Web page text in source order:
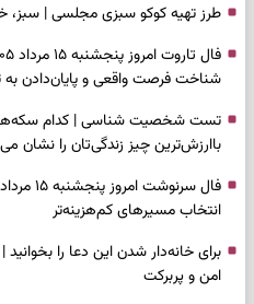
طرز تهیه کوکو سبزی مجلسی |
شناخت فرصت واقعی و پایان‌دادن به
تست شخصیت شناسی | کدام سکه‌ها
باارزش‌ترین چیز زندگی‌تان را نشان
انتخاب مسیرهای کم‌هزینه‌تر
برای خانه‌دار شدن این دعا را
امن و پربرکت